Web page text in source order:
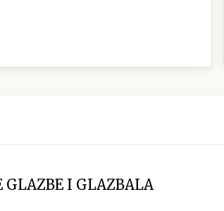
GLAZBE I GLAZBALA